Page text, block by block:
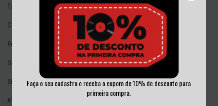
Faça o seu cadastro e receba o cupom de 10% de desconto para
primeira compra.
Format: Vinyl, 12", Promo, Stereo
Country: Brazil
Released: 1999
Genre: Hip Hop
Style: Gangsta, Conscious
A1